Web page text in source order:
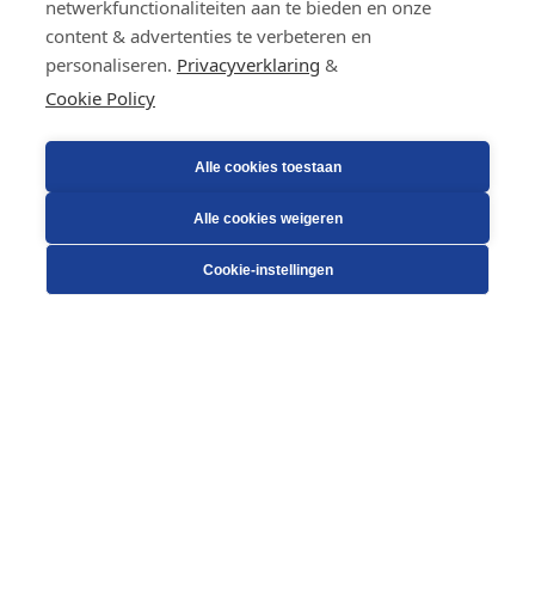
netwerkfunctionaliteiten aan te bieden en onze
content & advertenties te verbeteren en
personaliseren. Privacyverklaring &
Cookie Policy
Alle cookies toestaan
Alle cookies weigeren
Cookie-instellingen